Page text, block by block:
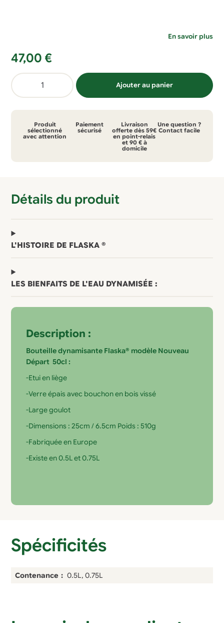
En savoir plus
47,00 €
quantité
de
Nouveau
Ajouter au panier
Produit
sélectionné
avec attention
Paiement
sécurisé
Livraison
offerte dès 59€
en point-relais
et 90 € à
domicile
Une question ?
Contact facile
Détails du produit
L'HISTOIRE DE FLASKA ®
LES BIENFAITS DE L'EAU DYNAMISÉE :
Description :
Bouteille dynamisante Flaska® modèle Nouveau
Départ 50cl :
-Etui en liège
-Verre épais avec bouchon en bois vissé
-Large goulot
-Dimensions : 25cm / 6.5cm Poids : 510g
-Fabriquée en Europe
-Existe en 0.5L et 0.75L
Spécificités
Contenance 0.5L, 0.75L